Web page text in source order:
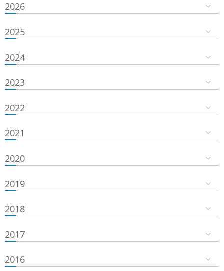
2026
2025
2024
2023
2022
2021
2020
2019
2018
2017
2016